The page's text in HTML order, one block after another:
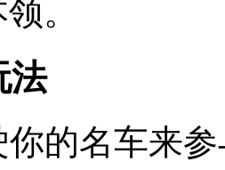
。
法
你的名车来